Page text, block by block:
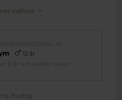
indhold
AF
12 år
9 år 4 måneder siden
hurtig